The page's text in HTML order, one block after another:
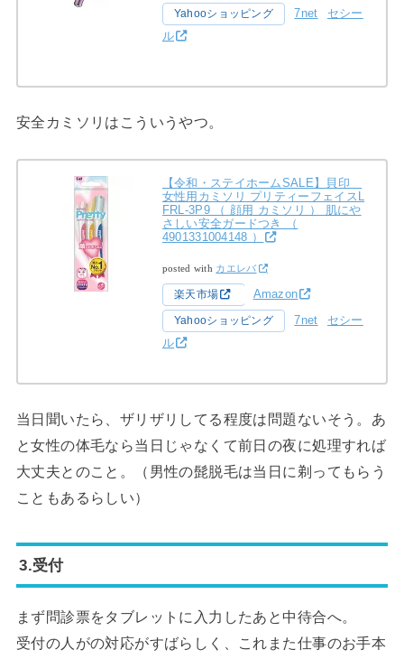
Yahooショッピング 7net
セシー
ル
安全カミソリはこういうやつ。
【令和・ステイホームSALE】貝印
女性用カミソリ プリティーフェイスL
FRL-3P9 （ 顔用 カミソリ ） 肌にや
さしい安全ガードつき （
4901331004148 ）
posted with カエレバ
楽天市場 Amazon
Yahooショッピング 7net
セシー
ル
当日聞いたら、ザリザリしてる程度は問題ないそう。あ
と女性の体毛なら当日じゃなくて前日の夜に処理すれば
大丈夫とのこと。（男性の髭脱毛は当日に剃ってもらう
こともあるらしい）
3.受付
まず問診票をタブレットに入力したあと中待合へ。
受付の人がの対応がすばらしく、これまた仕事のお手本